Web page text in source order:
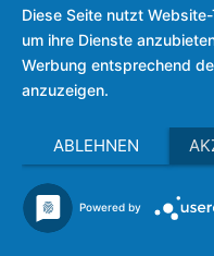
Diese Seite nutzt
um ihre Dienste
Werbung entsprechend
anzuzeigen.
ABLEHNEN
Powered by